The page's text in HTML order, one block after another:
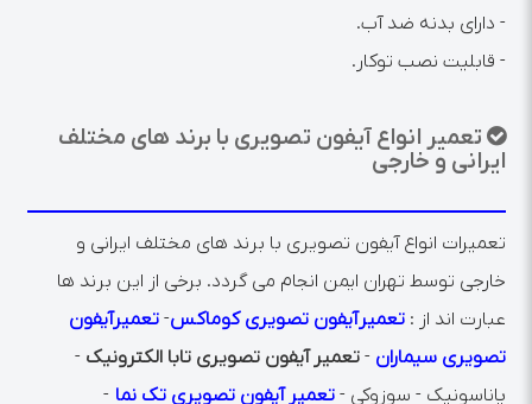
- دارای بدنه ضد آب.
- قابلیت نصب توکار.
تعمیر انواع آیفون تصویری با برند های مختلف
ایرانی و خارجی
تعمیرات انواع آیفون تصویری با برند های مختلف ایرانی و
خارجی توسط تهران ایمن انجام می گردد. برخی از این برند ها
عبارت اند از :تعمیرآیفون تصویری کوماکس-تعمیرآیفون
تصویری سیماران -تعمیر آیفون تصویری تابا الکترونیک -
پاناسونیک - سوزوکی -تعمیر آیفون تصویری تک نما -